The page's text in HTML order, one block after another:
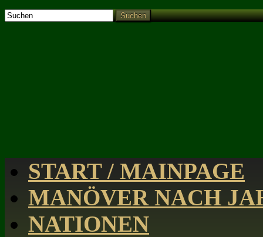
Suchen
START / MAINPAGE
MANÖVER NACH
NATIONEN